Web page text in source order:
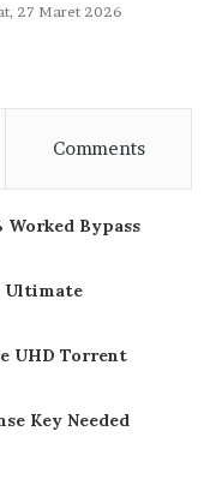
27 Maret 2026
Comments
Bypass
Ultimate
UHD Torrent
Key Needed